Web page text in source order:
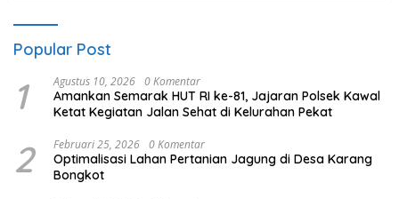
Popular Post
1 Agustus 10, 2026 0 Komentar
Amankan Semarak HUT RI ke-81, Jajaran Polsek Kawal
Ketat Kegiatan Jalan Sehat di Kelurahan Pekat
2 Februari 25, 2026 0 Komentar
Optimalisasi Lahan Pertanian Jagung di Desa Karang
Bongkot